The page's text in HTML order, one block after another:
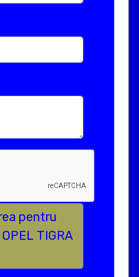
pentru
TIGRA